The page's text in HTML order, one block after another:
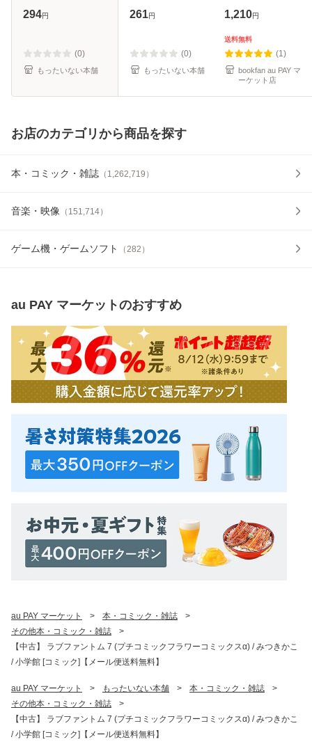
ックスα) / みつき
料無料】
294円
(0)
もったいない本舗
[文庫]【メール便送
261円
(0)
もったいない本舗
1,210円
送料無料
(1)
bookfan au PAY マ
ーケット店
お店のカテゴリから商品を探す
本・コミック・雑誌 （ 1,262,719 ）
音楽・映像 （ 151,714）
ゲーム機・ゲームソフト （282 ）
au PAY マーケットのおすすめ
au PAY マーケット > 本・コミック・雑誌
>
その他本・コミック・雑誌
>
【中古】 ラブファントム 7 (プチコミックフラワーコミックスα) / みつきかこ
/ 小学館 [コミック]【メール便送料無料】
au PAY マーケット > もったいない本舗 > 本・コミック・雑誌
>
その他本・コミック・雑誌
>
【中古】 ラブファントム 7 (プチコミックフラワーコミックスα) / みつきかこ
/ 小学館 [コミック]【メール便送料無料】